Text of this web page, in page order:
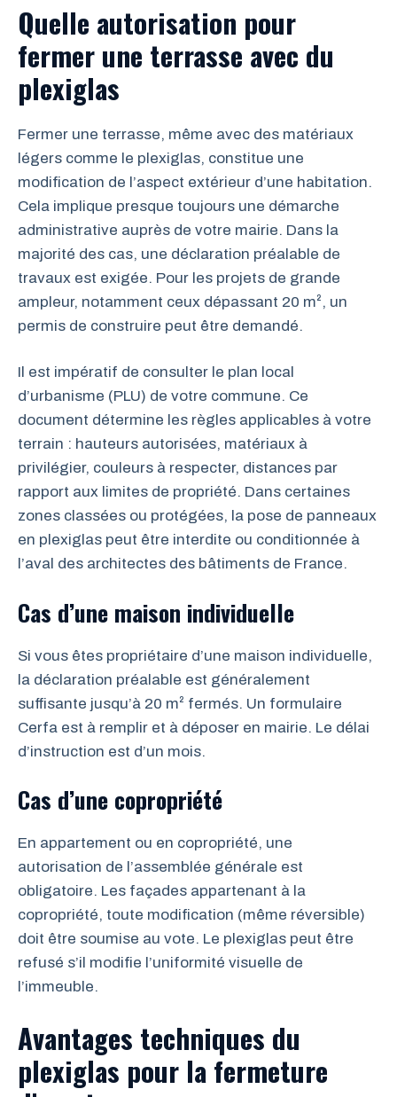
Quelle autorisation pour
fermer une terrasse avec du
plexiglas
Fermer une terrasse, même avec des matériaux
légers comme le plexiglas, constitue une
modification de l’aspect extérieur d’une habitation.
Cela implique presque toujours une démarche
administrative auprès de votre mairie. Dans la
majorité des cas, une déclaration préalable de
travaux est exigée. Pour les projets de grande
ampleur, notamment ceux dépassant 20 m², un
permis de construire peut être demandé.
Il est impératif de consulter le plan local
d’urbanisme (PLU) de votre commune. Ce
document détermine les règles applicables à votre
terrain : hauteurs autorisées, matériaux à
privilégier, couleurs à respecter, distances par
rapport aux limites de propriété. Dans certaines
zones classées ou protégées, la pose de panneaux
en plexiglas peut être interdite ou conditionnée à
l’aval des architectes des bâtiments de France.
Cas d’une maison individuelle
Si vous êtes propriétaire d’une maison individuelle,
la déclaration préalable est généralement
suffisante jusqu’à 20 m² fermés. Un formulaire
Cerfa est à remplir et à déposer en mairie. Le délai
d’instruction est d’un mois.
Cas d’une copropriété
En appartement ou en copropriété, une
autorisation de l’assemblée générale est
obligatoire. Les façades appartenant à la
copropriété, toute modification (même réversible)
doit être soumise au vote. Le plexiglas peut être
refusé s’il modifie l’uniformité visuelle de
l’immeuble.
Avantages techniques du
plexiglas pour la fermeture